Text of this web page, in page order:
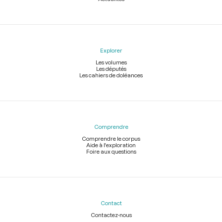
Explorer
Les volumes
Les députés
Les cahiers de doléances
Comprendre
Comprendre le corpus
Aide à l'exploration
Foire aux questions
Contact
Contactez-nous